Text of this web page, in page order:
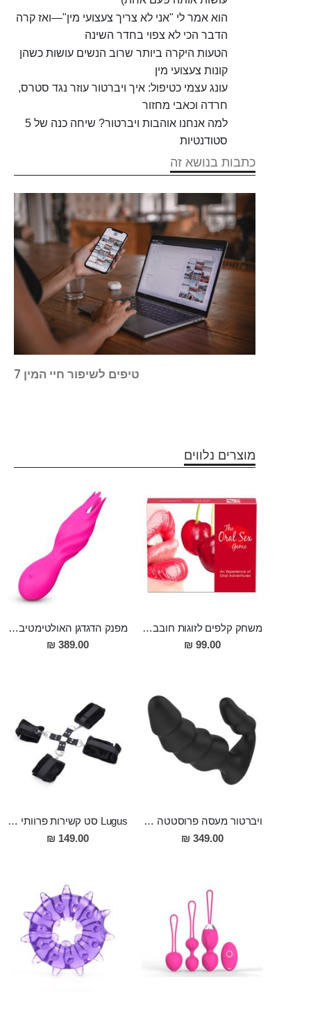
הוא אמר לי "אני לא צריך צעצועי מין"—ואז קרה
הדבר הכי לא צפוי בחדר השינה
הטעות היקרה ביותר שרוב הנשים עושות כשהן
קונות צעצועי מין
עונג עצמי כטיפול: איך ויברטור עוזר נגד סטרס,
חרדה וכאבי מחזור
למה אנחנו אוהבות ויברטור? שיחה כנה של 5
סטודנטיות
כתבות בנושא זה
7 טיפים לשיפור חיי המין
מוצרים נלווים
משחק קלפים לזוגות חובבי מין אוראלי
99.00 ₪
מפנק הדגדגן האולטימטיבי דו מנועי גם לעינוג אוראלי וגם עם רטט חזק במיוחד Mete
389.00 ₪
ויברטור מעסה פרוסטטה וגם לחדירה כפולה סופר מפנק מסיליקון רפואי , הטענה מגנטית עם שלט DRAGON
349.00 ₪
Lugus סט קשירות פרוותי המכיל אזיקי ידיים ורגליים וקשירה בצורת איקס HogTie
149.00 ₪